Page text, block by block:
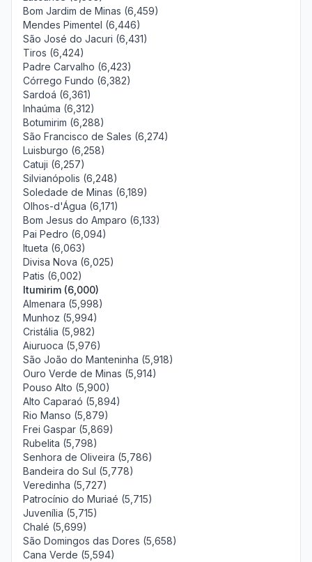
Bom Jardim de Minas (6,459)
Mendes Pimentel (6,446)
São José do Jacuri (6,431)
Tiros (6,424)
Padre Carvalho (6,423)
Córrego Fundo (6,382)
Sardoá (6,361)
Inhaúma (6,312)
Botumirim (6,288)
São Francisco de Sales (6,274)
Luisburgo (6,258)
Catuji (6,257)
Silvianópolis (6,248)
Soledade de Minas (6,189)
Olhos-d'Água (6,171)
Bom Jesus do Amparo (6,133)
Pai Pedro (6,094)
Itueta (6,063)
Divisa Nova (6,025)
Patis (6,002)
Itumirim (6,000)
Almenara (5,998)
Munhoz (5,994)
Cristália (5,982)
Aiuruoca (5,976)
São João do Manteninha (5,918)
Ouro Verde de Minas (5,914)
Pouso Alto (5,900)
Alto Caparaó (5,894)
Rio Manso (5,879)
Frei Gaspar (5,869)
Rubelita (5,798)
Senhora de Oliveira (5,786)
Bandeira do Sul (5,778)
Veredinha (5,727)
Patrocínio do Muriaé (5,715)
Juvenília (5,715)
Chalé (5,699)
São Domingos das Dores (5,658)
Cana Verde (5,594)